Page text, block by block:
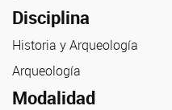
Disciplina
Historia y Arqueología
Arqueología
Modalidad